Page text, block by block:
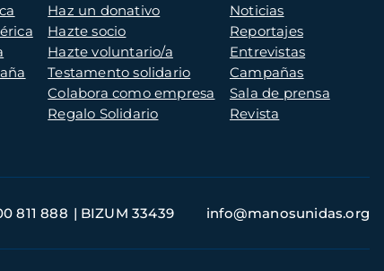
Haz un donativo
Hazte socio
Hazte voluntario/a
Testamento solidario
Colabora como empresa
Regalo Solidario
Noticias
Reportajes
Entrevistas
Campañas
Sala de prensa
Revista
811 888 BIZUM 33439 info@manosunidas.org